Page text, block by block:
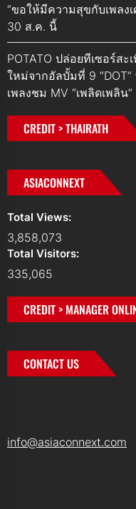
“ขอให้มีความสุขกับเพลง
30 ส.ค. นี้
POTATO ปล่อยทีเซอร์สะ
ใหม่จากอัลบั้มที่ 9
เพลงชม MV “เพลิดเพลิ
CREDIT > THAIRATH
ASIACONNEXT
Total Views:
3,858,073
Total Visitors:
335,065
CREDIT > MANAGER
CONTACT US
info@asiaconnext.com